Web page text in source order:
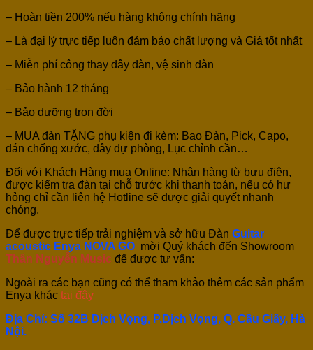
– Hoàn tiền 200% nếu hàng không chính hãng
– Là đại lý trực tiếp luôn đảm bảo chất lượng và Giá tốt nhất
– Miễn phí công thay dây đàn, vệ sinh đàn
– Bảo hành 12 tháng
– Bảo dưỡng trọn đời
– MUA đàn TẶNG phụ kiện đi kèm: Bao Đàn, Pick, Capo,
dán chống xước, dây dự phòng, Lục chỉnh cần…
Đối với Khách Hàng mua Online: Nhận hàng từ bưu điện,
được kiểm tra đàn tại chỗ trước khi thanh toán, nếu có hư
hỏng chỉ cần liên hệ Hotline sẽ được giải quyết nhanh
chóng.
Để được trực tiếp trải nghiệm và sở hữu Đàn Guitar
acoustic Enya NOVA GO mời Quý khách đến Showroom
Thân Nguyễn Music để được tư vấn:
Ngoài ra các bạn cũng có thể tham khảo thêm các sản phẩm
Enya khác tại đây
Địa Chỉ: Số 32B Dịch Vọng, P.Dịch Vọng, Q. Cầu Giấy, Hà
Nội.